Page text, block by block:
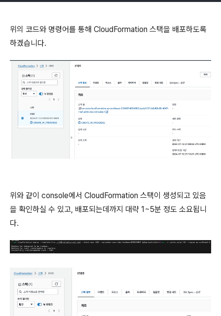
위의 코드와 명령어를 통해 CloudFormation 스택을 배포하도록
하겠습니다.
위와 같이 console에서 CloudFormation 스택이 생성되고 있음
을 확인하실 수 있고, 배포되는데까지 대략 1~5분 정도 소요됩니
다.